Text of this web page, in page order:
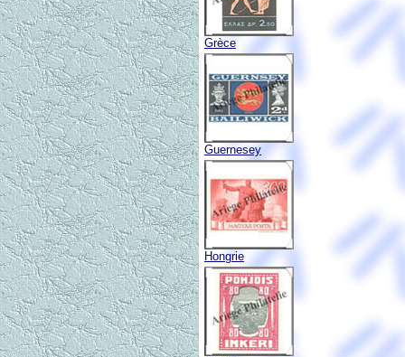
Grèce
Guernesey
Hongrie